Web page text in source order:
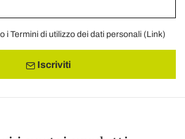
i Termini di utilizzo dei dati personali (Link)
Iscriviti